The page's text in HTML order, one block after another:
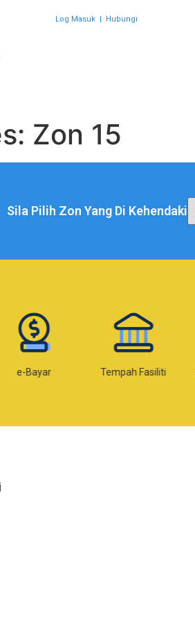
Log Masuk| Hubungi
Zon 15
Sila Pilih Zon Yang Di Kehendaki
e-Bayar Tempah Fasiliti